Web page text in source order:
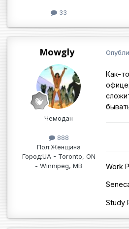
33
Mowgly
Чемодан
888
Пол:Женщина
Город:UA - Toronto, ON
- Winnipeg, MB
Как-
Work
Study